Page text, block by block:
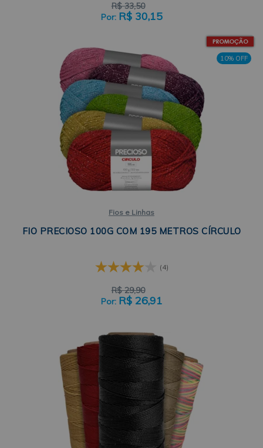
R$ 33,50
R$ 30,15
10% OFF
Fios e Linhas
FIO PRECIOSO 100G COM 195 METROS CÍRCULO
(4)
R$ 29,90
R$ 26,91